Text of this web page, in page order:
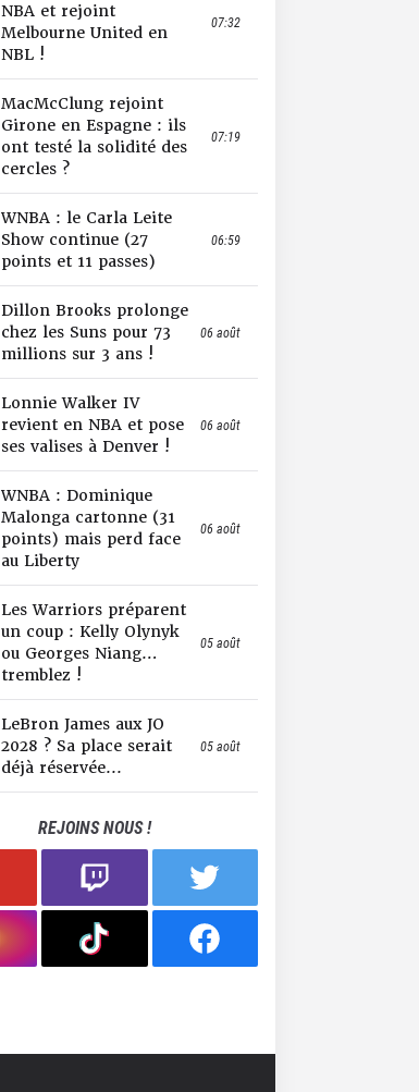
NBA et rejoint
Melbourne United en
NBL !
07:32
MacMcClung rejoint
Girone en Espagne : ils
ont testé la solidité des
cercles ?
07:19
WNBA : le Carla Leite
Show continue (27
points et 11 passes)
06:59
Dillon Brooks prolonge
chez les Suns pour 73
millions sur 3 ans !
06 août
Lonnie Walker IV
revient en NBA et pose
ses valises à Denver !
06 août
WNBA : Dominique
Malonga cartonne (31
points) mais perd face
au Liberty
06 août
Les Warriors préparent
un coup : Kelly Olynyk
ou Georges Niang…
tremblez !
05 août
LeBron James aux JO
2028 ? Sa place serait
déjà réservée...
05 août
REJOINS NOUS !